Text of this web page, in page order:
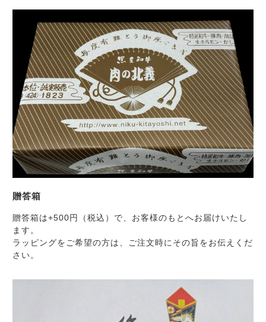
ショッピングガイド
SHOPPING GUIDE
当店について
ABOUT US
お知らせ
NEWS
コンテンツ
CONTENT
よくある質問
FAQ
お問い合わせ
特定商取引法に基づく表記
贈答箱
贈答箱は+500円（税込）で、お客様のもとへお届けいたし
ます。
ラッピングをご希望の方は、ご注文時にその旨をお伝えくだ
さい。
並び順